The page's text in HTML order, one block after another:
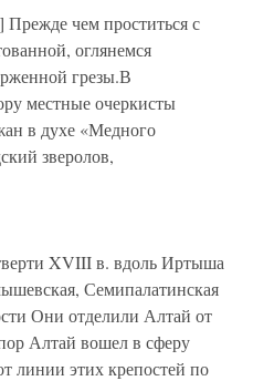
чем проститься с
оглянемся
грезы.В
местные очеркисты
в духе «Медного
зверолов,
XVIII в. вдоль Иртыша
Семипалатинская
Они отделили Алтай от
Алтай вошел в сферу
линии этих крепостей по